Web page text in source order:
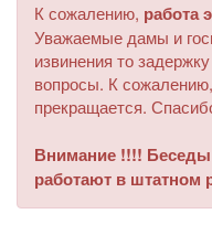
К сожалению, работа
Уважаемые дамы и
извинения то
вопросы. К
прекращается.
Внимание !!!!
работают в штатном